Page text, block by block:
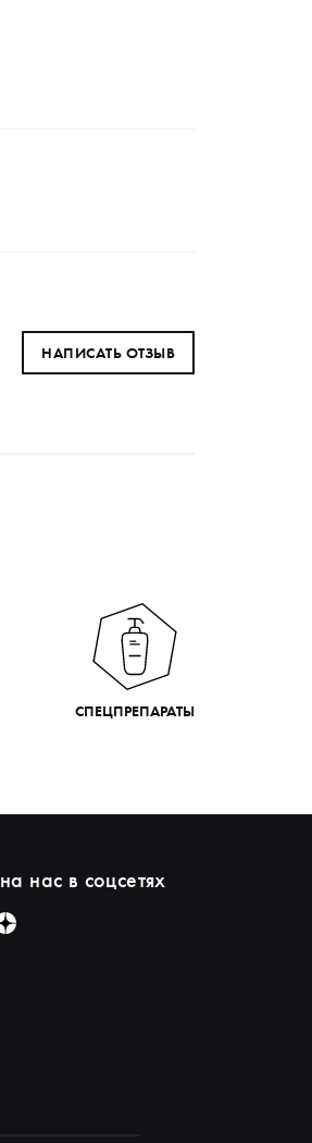
НАПИСАТЬ ОТЗЫВ
СПЕЦПРЕПАРАТЫ
нас в соцсетях